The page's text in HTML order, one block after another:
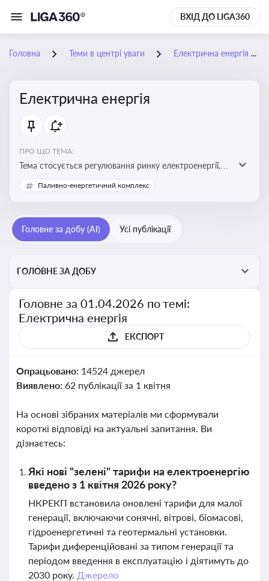
ВХІД ДО LIGA360
Головна Теми в центрі уваги Електрична енергія
Електрична енергія
ПРО ЩО ТЕМА:
Тема стосується регулювання ринку електроенергії,
включаючи її виробництво, постачання та фінансові
стимули для відновлюваної енергетики
Паливно-енергетичний комплекс
Головне за добу (AI) Усі публікації
ГОЛОВНЕ ЗА ДОБУ
Головне за 01.04.2026 по темі:
Електрична енергія
ЕКСПОРТ
Опрацьовано: 14524 джерел
Виявлено: 62 публікації за 1 квітня
На основі зібраних матеріалів ми сформували
короткі відповіді на актуальні запитання. Ви
дізнаєтесь:
Які нові "зелені" тарифи на електроенергію
введено з 1 квітня 2026 року?
НКРЕКП встановила оновлені тарифи для малої
генерації, включаючи сонячні, вітрові, біомасові,
гідроенергетичні та геотермальні установки.
Тарифи диференційовані за типом генерації та
періодом введення в експлуатацію і діятимуть до
2030 року. Джерело